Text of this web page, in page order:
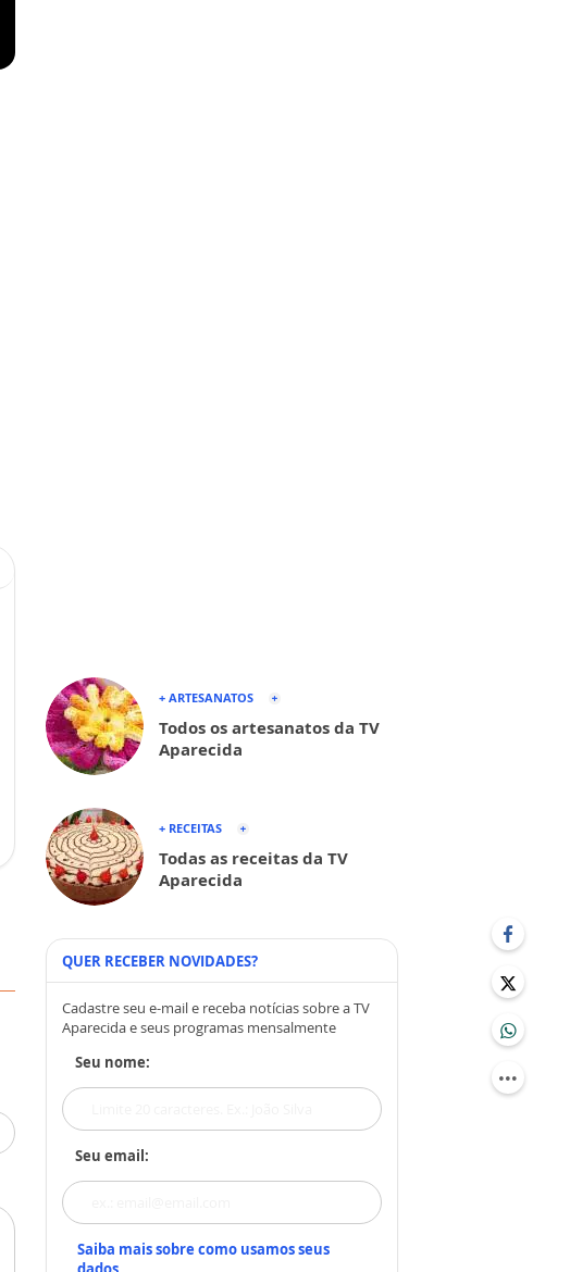
+ ARTESANATOS
Todos os artesanatos da TV
Aparecida
+ RECEITAS
Todas as receitas da TV
Aparecida
QUER RECEBER NOVIDADES?
Cadastre seu e-mail e receba notícias sobre a TV
Aparecida e seus programas mensalmente
Seu nome:
Seu email:
Saiba mais sobre como usamos seus